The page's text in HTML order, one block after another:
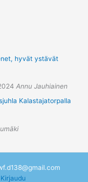
hyvät ystävät
Annu Jauhiainen
Kalastajatorpalla
Kirjaudu